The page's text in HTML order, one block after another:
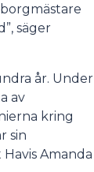
säger
år. Under
av
kring
sin
Amanda